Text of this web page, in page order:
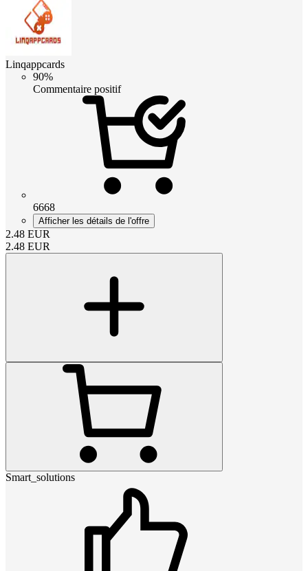
Linqappcards
90%
Commentaire positif
6668
Afficher les détails de l'offre
2.48 EUR
2.48 EUR
Smart_solutions